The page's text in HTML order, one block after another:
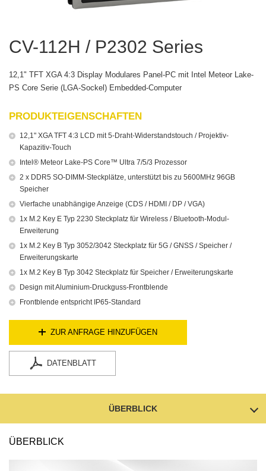
CV-112H / P2302 Series
12,1" TFT XGA 4:3 Display Modulares Panel-PC mit Intel Meteor Lake-
PS Core Serie (LGA-Sockel) Embedded-Computer
PRODUKTEIGENSCHAFTEN
12,1" XGA TFT 4:3 LCD mit 5-Draht-Widerstandstouch / Projektiv-
Kapazitiv-Touch
Intel® Meteor Lake-PS Core™ Ultra 7/5/3 Prozessor
2 x DDR5 SO-DIMM-Steckplätze, unterstützt bis zu 5600MHz 96GB
Speicher
Vierfache unabhängige Anzeige (CDS / HDMI / DP / VGA)
1x M.2 Key E Typ 2230 Steckplatz für Wireless / Bluetooth-Modul-
Erweiterung
1x M.2 Key B Typ 3052/3042 Steckplatz für 5G / GNSS / Speicher /
Erweiterungskarte
1x M.2 Key B Typ 3042 Steckplatz für Speicher / Erweiterungskarte
Design mit Aluminium-Druckguss-Frontblende
Frontblende entspricht IP65-Standard
ZUR ANFRAGE HINZUFÜGEN
DATENBLATT
ÜBERBLICK
ÜBERBLICK